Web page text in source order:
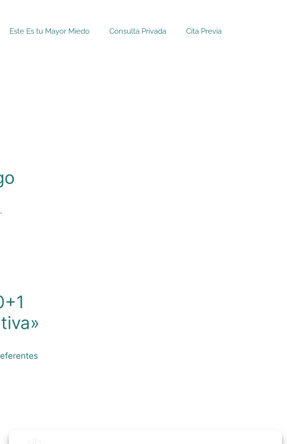
Este Es tu Mayor Miedo Consulta Privada Cita Previa